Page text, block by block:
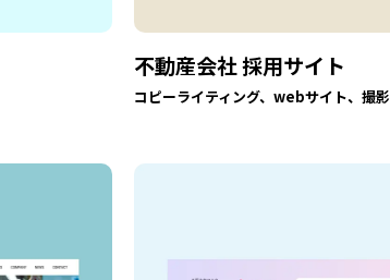
不動産会社 採用サイト
コピーライティング、webサイト、撮影